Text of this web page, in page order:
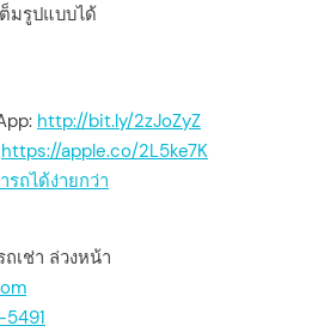
ต็มรูปแบบได้
http://bit.ly/2zJoZyZ
https://apple.co/2L5ke7K
รถได้ง่ายกว่า
เช่า ล่วงหน้า